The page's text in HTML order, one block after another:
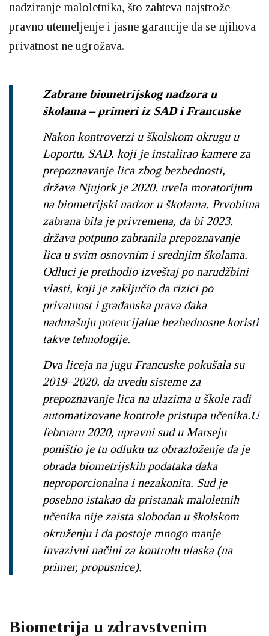
nadziranje maloletnika, što zahteva najstrože
pravno utemeljenje i jasne garancije da se njihova
privatnost ne ugrožava.
Zabrane biometrijskog nadzora u
školama – primeri iz SAD i Francuske
Nakon kontroverzi u školskom okrugu u
Loportu, SAD. koji je instalirao kamere za
prepoznavanje lica zbog bezbednosti,
država Njujork je 2020. uvela moratorijum
na biometrijski nadzor u školama. Prvobitna
zabrana bila je privremena, da bi 2023.
država potpuno zabranila prepoznavanje
lica u svim osnovnim i srednjim školama.
Odluci je prethodio izveštaj po narudžbini
vlasti, koji je zaključio da rizici po
privatnost i građanska prava đaka
nadmašuju potencijalne bezbednosne koristi
takve tehnologije.
Dva liceja na jugu Francuske pokušala su
2019–2020. da uvedu sisteme za
prepoznavanje lica na ulazima u škole radi
automatizovane kontrole pristupa učenika.U
februaru 2020, upravni sud u Marseju
poništio je tu odluku uz obrazloženje da je
obrada biometrijskih podataka đaka
neproporcionalna i nezakonita. Sud je
posebno istakao da pristanak maloletnih
učenika nije zaista slobodan u školskom
okruženju i da postoje mnogo manje
invazivni načini za kontrolu ulaska (na
primer, propusnice).
Biometrija u zdravstvenim